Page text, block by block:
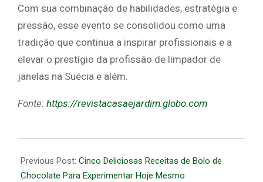
Com sua combinação de habilidades, estratégia e
pressão, esse evento se consolidou como uma
tradição que continua a inspirar profissionais e a
elevar o prestígio da profissão de limpador de
janelas na Suécia e além.
Fonte: https://revistacasaejardim.globo.com
07-
07
Previous Post: Cinco Deliciosas Receitas de Bolo de
Chocolate Para Experimentar Hoje Mesmo